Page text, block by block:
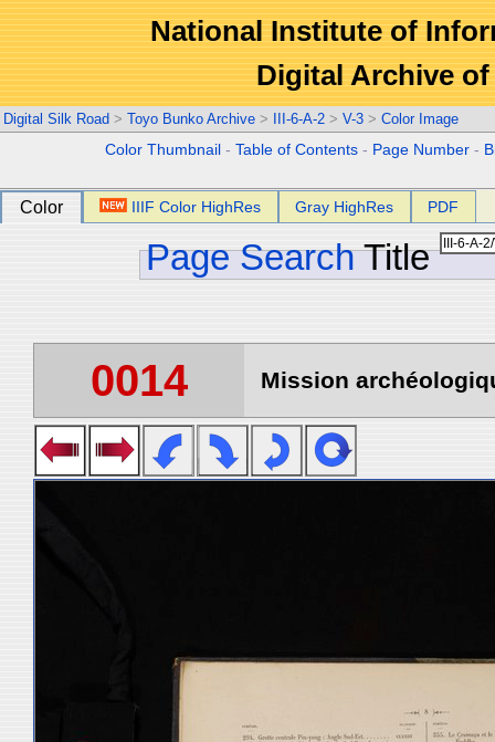
National Institute of
Digital Archive
Digital Silk Road > Toyo Bunko Archive > III-6-A-2 > V-3 > Color Image
Color Thumbnail -Table of Contents - Page Number -
Color IIIF Color HighRes Gray HighRes PDF
Page Search Title
0014 Mission